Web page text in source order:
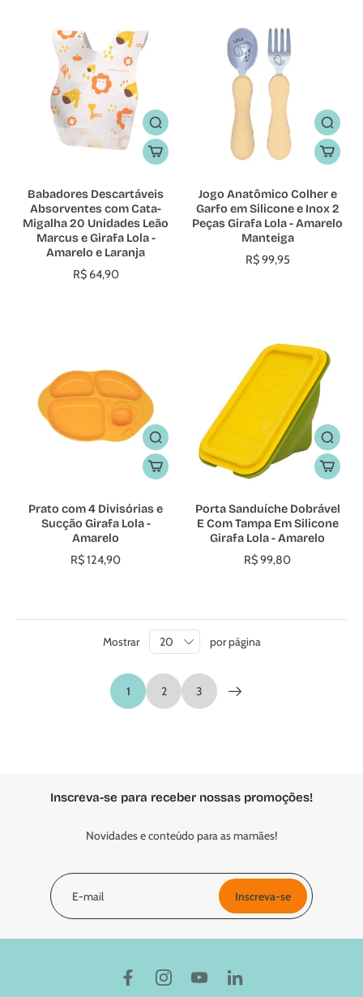
Babadores Descartáveis
Absorventes com Cata-
Migalha 20 Unidades Leão
Marcus e Girafa Lola -
Amarelo e Laranja
R$ 64,90
Jogo Anatômico Colher e
Garfo em Silicone e Inox 2
Peças Girafa Lola - Amarelo
Manteiga
R$ 99,95
Prato com 4 Divisórias e
Sucção Girafa Lola -
Amarelo
R$ 124,90
Porta Sanduíche Dobrável
E Com Tampa Em Silicone
Girafa Lola - Amarelo
R$ 99,80
1 2 3
Mostrar por página
Inscreva-se para receber nossas promoções!
Novidades e conteúdo para as mamães!
E-mail Inscreva-se